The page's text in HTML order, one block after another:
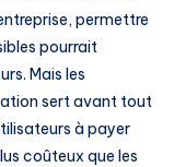
permettre
pourrait
Mais les
sert avant tout
à payer
coûteux que les